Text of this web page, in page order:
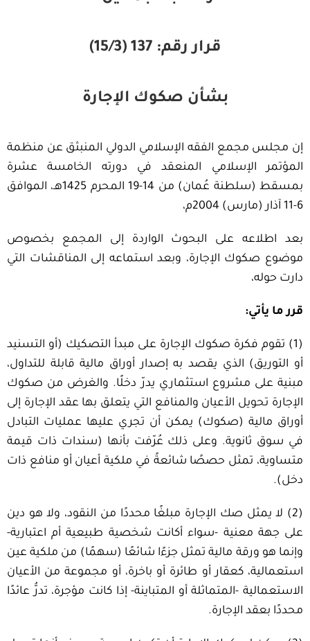
قرار رقم: 137 (15/3)
بشأن صكوك الإجارة
إن مجلس مجمع الفقه الإسلامي الدولي المنبثق عن منظمة
المؤتمر الإسلامي المنعقد في دورته الخامسة عشرة
بمسقط (سلطنة عُمان) من 14-19 المحرم 1425هـ، الموافق
6-11 آذار (مارس) 2004م،
بعد اطلاعه على البحوث الواردة إلى المجمع بخصوص
موضوع صكوك الإجارة، وبعد استماعه إلى المناقشات التي
دارت حوله،
قرر ما يأتي:
(1) تقوم فكرة صكوك الإجارة على مبدأ التصكيك (أو التسنيد
أو التوريق) الذي يقصد به إصدار أوراق مالية قابلة للتداول،
مبنية على مشروع استثماري يدرّ دخلًا. والغرض من صكوك
الإجارة تحويل الأعيان والمنافع التي يتعلق بها عقد الإجارة إلى
أوراق مالية (صكوك) يمكن أن تجري عليها عمليات التبادل
في سوق ثانوية. وعلى ذلك عُرّفت بأنها (سندات ذات قيمة
متساوية، تمثل حصصًا شائعةً في ملكية أعيان أو منافع ذات
دخل).
(2) لا يمثل صك الإجارة مبلغًا محددًا من النقود، ولا هو دين
على جهة معنية -سواء أكانت شخصية طبيعية أم اعتبارية-
وإنما هو ورقة مالية تمثل جزءًا شائعًا (سهمًا) من ملكية عين
استعمالية، كعقار أو طائرة أو باخرة، أو مجموعة من الأعيان
الاستعمالية -المتماثلة أو المتباينة- إذا كانت مؤجرة، تدرُّ عائدًا
محددًا بعقد الإجارة.